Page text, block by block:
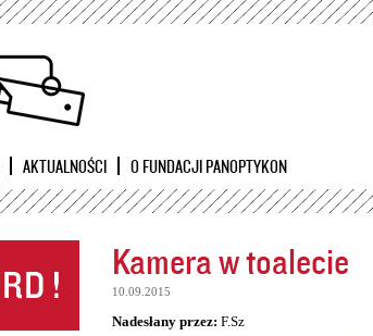
AKTUALNOŚCI O FUNDACJI PANOPTYKON
Kamera w toalecie
10.09.2015
Nadesłany przez: F.Sz